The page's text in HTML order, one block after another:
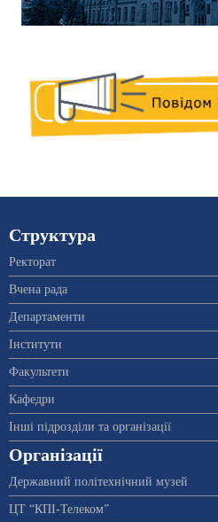
Структура
Ректорат
Вчена рада
Департаменти
Інститути
Факультети
Кафедри
Інші підрозділи та організації
Організації
Державний політехнічний музей
ЦТ “КПІ-Телеком”